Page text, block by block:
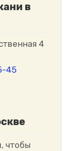
в
4
45
чтобы